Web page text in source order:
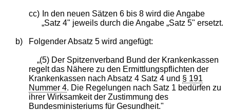
cc)
In den neuen Sätzen 6 bis 8 wird die Angabe
„Satz 4" jeweils durch die Angabe „Satz 5" ersetzt.
b) Folgender Absatz 5 wird angefügt:
„(5) Der Spitzenverband Bund der Krankenkassen
regelt das Nähere zu den Ermittlungspflichten der
Krankenkassen nach Absatz 4 Satz 4 und § 191
Nummer 4. Die Regelungen nach Satz 1 bedürfen zu
ihrer Wirksamkeit der Zustimmung des
Bundesministeriums für Gesundheit."